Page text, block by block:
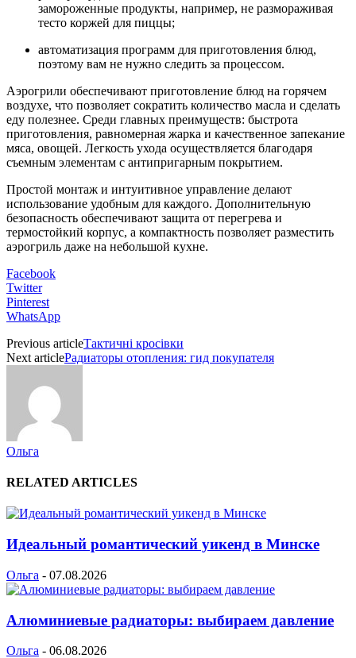
замороженные продукты, например, не размораживая
тесто коржей для пиццы;
автоматизация программ для приготовления блюд,
поэтому вам не нужно следить за процессом.
Аэрогрили обеспечивают приготовление блюд на горячем
воздухе, что позволяет сократить количество масла и сделать
еду полезнее. Среди главных преимуществ: быстрота
приготовления, равномерная жарка и качественное запекание
мяса, овощей. Легкость ухода осуществляется благодаря
съемным элементам с антипригарным покрытием.
Простой монтаж и интуитивное управление делают
использование удобным для каждого. Дополнительную
безопасность обеспечивают защита от перегрева и
термостойкий корпус, а компактность позволяет разместить
аэрогриль даже на небольшой кухне.
Facebook
Twitter
Pinterest
WhatsApp
Previous articleТактичні кросівки
Next articleРадиаторы отопления: гид покупателя
Ольга
RELATED ARTICLES
Идеальный романтический уикенд в Минске
Ольга - 07.08.2026
Алюминиевые радиаторы: выбираем давление
Ольга - 06.08.2026